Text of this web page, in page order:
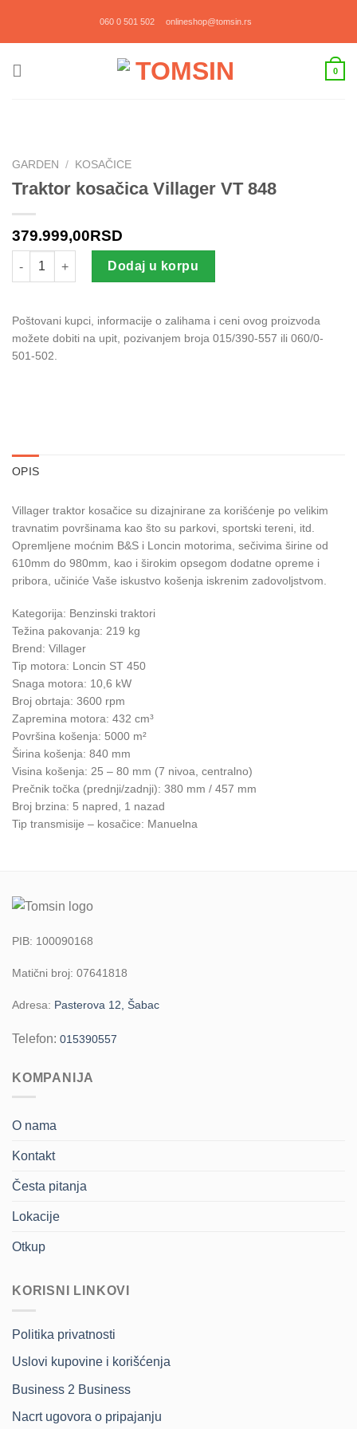
060 0 501 502 onlineshop@tomsin.rs
0
GARDEN / KOSAČICE
Traktor kosačica Villager VT 848
379.999,00RSD
Traktor kosačica Villager VT 848 količina
Dodaj u korpu
Poštovani kupci, informacije o zalihama i ceni ovog proizvoda
možete dobiti na upit, pozivanjem broja 015/390-557 ili 060/0-
501-502.
OPIS
Villager traktor kosačice su dizajnirane za korišćenje po velikim
travnatim površinama kao što su parkovi, sportski tereni, itd.
Opremljene moćnim B&S i Loncin motorima, sečivima širine od
610mm do 980mm, kao i širokim opsegom dodatne opreme i
pribora, učiniće Vaše iskustvo košenja iskrenim zadovoljstvom.
Kategorija: Benzinski traktori
Težina pakovanja: 219 kg
Brend: Villager
Tip motora: Loncin ST 450
Snaga motora: 10,6 kW
Broj obrtaja: 3600 rpm
Zapremina motora: 432 cm³
Površina košenja: 5000 m²
Širina košenja: 840 mm
Visina košenja: 25 – 80 mm (7 nivoa, centralno)
Prečnik točka (prednji/zadnji): 380 mm / 457 mm
Broj brzina: 5 napred, 1 nazad
Tip transmisije – kosačice: Manuelna
PIB: 100090168
Matični broj: 07641818
Adresa: Pasterova 12, Šabac
Telefon: 015390557
KOMPANIJA
O nama
Kontakt
Česta pitanja
Lokacije
Otkup
KORISNI LINKOVI
Politika privatnosti
Uslovi kupovine i korišćenja
Business 2 Business
Nacrt ugovora o pripajanju